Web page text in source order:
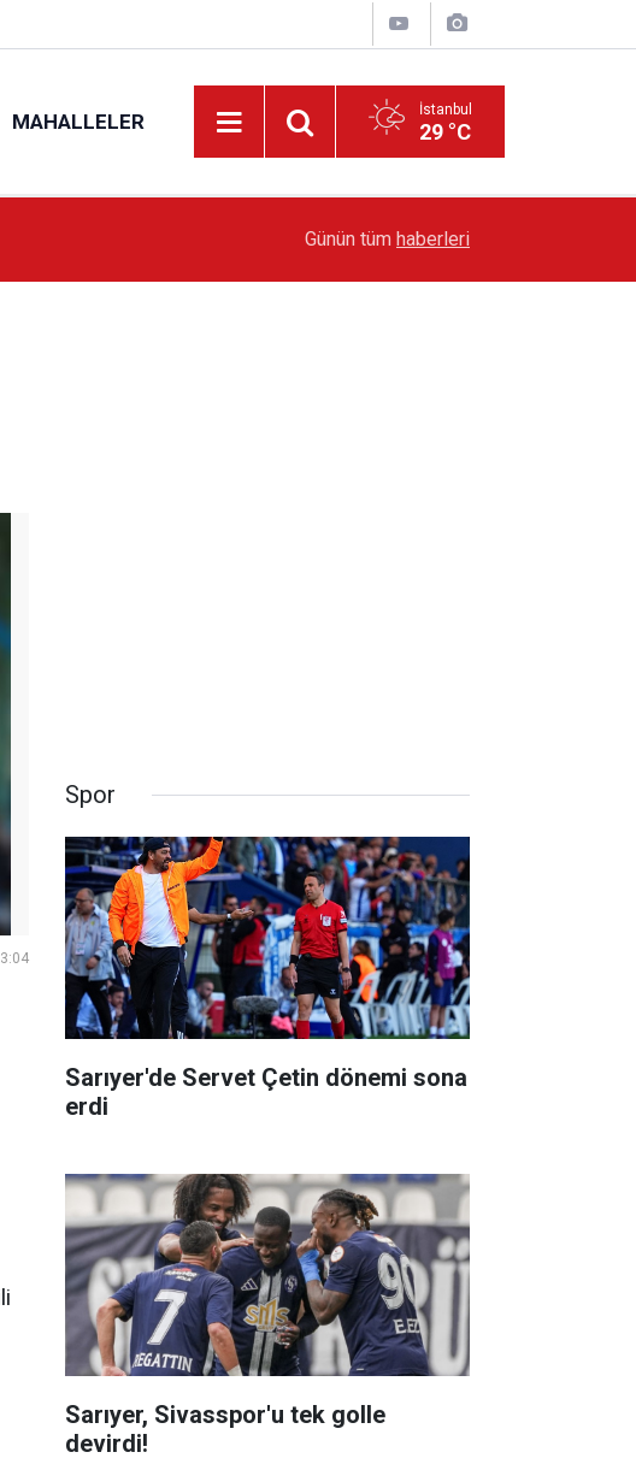
MAHALLELER İstanbul
29 °C
Sarıyer’de Edebiyat Rüzgârı Esecek
Günün tüm haberleri
Spor
Sarıyer'de Servet Çetin dönemi sona
erdi
Sarıyer, Sivasspor'u tek golle
devirdi!